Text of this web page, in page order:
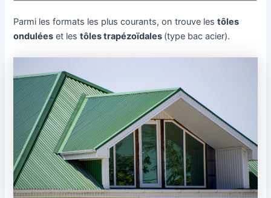
Parmi les formats les plus courants, on trouve lestôles
ondulées et lestôles trapézoïdales (type bac acier).